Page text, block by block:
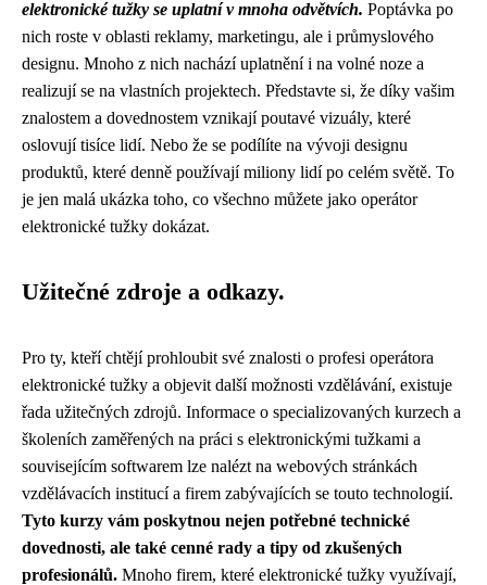
elektronické tužky se uplatní v mnoha odvětvích. Poptávka po
nich roste v oblasti reklamy, marketingu, ale i průmyslového
designu. Mnoho z nich nachází uplatnění i na volné noze a
realizují se na vlastních projektech. Představte si, že díky vašim
znalostem a dovednostem vznikají poutavé vizuály, které
oslovují tisíce lidí. Nebo že se podílíte na vývoji designu
produktů, které denně používají miliony lidí po celém světě. To
je jen malá ukázka toho, co všechno můžete jako operátor
elektronické tužky dokázat.
Užitečné zdroje a odkazy.
Pro ty, kteří chtějí prohloubit své znalosti o profesi operátora
elektronické tužky a objevit další možnosti vzdělávání, existuje
řada užitečných zdrojů. Informace o specializovaných kurzech a
školeních zaměřených na práci s elektronickými tužkami a
souvisejícím softwarem lze nalézt na webových stránkách
vzdělávacích institucí a firem zabývajících se touto technologií.
Tyto kurzy vám poskytnou nejen potřebné technické
dovednosti, ale také cenné rady a tipy od zkušených
profesionálů. Mnoho firem, které elektronické tužky využívají,